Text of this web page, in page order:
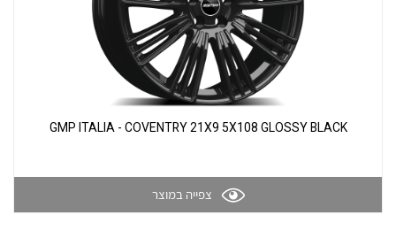
GMP ITALIA - COVENTRY 21X9 5X108 GLOSSY BLACK
צפייה במוצר